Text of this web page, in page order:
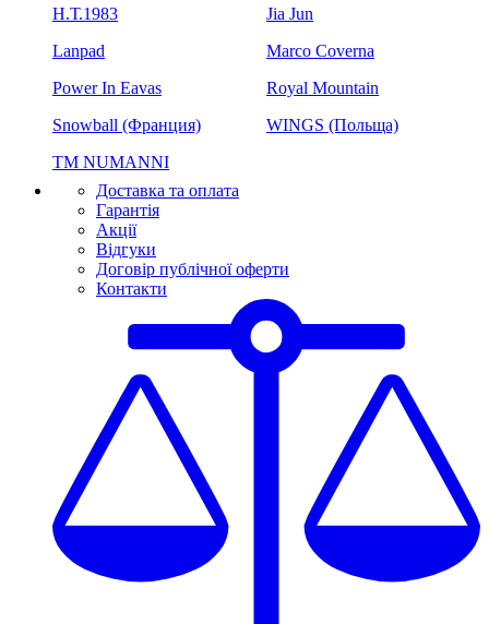
H.Т.1983
Jia Jun
Lanpad
Marco Coverna
Power In Eavas
Royal Mountain
Snowball (Франция)
WINGS (Польща)
ТМ NUMANNI
Доставка та оплата
Гарантія
Акції
Відгуки
Договір публічної оферти
Контакти